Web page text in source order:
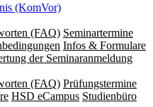
(KomVor)
(FAQ) Seminartermine
Infos & Formulare
der Seminaranmeldung
(FAQ) Prüfungstermine
HSD eCampus Studienbüro